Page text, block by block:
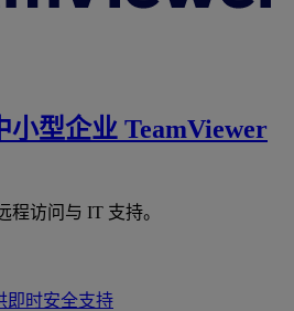
小型企业 TeamViewer
程访问与 IT 支持。
即时安全支持